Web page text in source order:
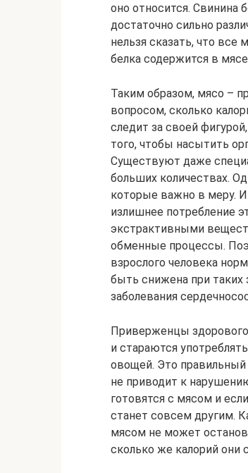
оно относится. Свинина
достаточно сильно
нельзя сказать, что все
белка содержится в
Таким образом, мясо –
вопросом, сколько
следит за своей
того, чтобы насытить
Существуют даже
больших количествах.
которые важно в меру. И
излишнее потребление
экстрактивными
обменные процессы.
взрослого человека
быть снижена при таких
заболевания
Приверженцы
и стараются
овощей. Это правильный
не приводит к
готовятся с мясом и
станет совсем другим.
мясом не может
сколько же калорий они